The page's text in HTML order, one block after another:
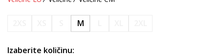
M
Izaberite količinu: